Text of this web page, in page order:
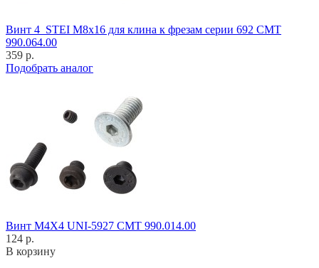
Винт 4_STEI M8x16 для клина к фрезам серии 692 CMT
990.064.00
359 р.
Подобрать аналог
Винт M4X4 UNI-5927 CMT 990.014.00
124 р.
В корзину